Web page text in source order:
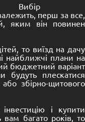
Вибір
перш за все,
яким він повинен
то виїзд на дачу
найближчі плани на
бюджетний варіант
плескатися
або збірно-щитового
і купити
багато років, то